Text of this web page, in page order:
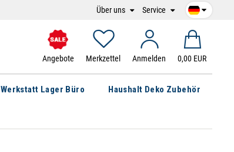
Über uns Service
Angebote Merkzettel Anmelden 0,00 EUR
Werkstatt Lager Büro Haushalt Deko Zubehör